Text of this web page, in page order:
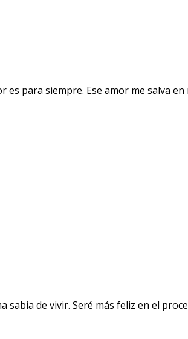
para siempre. Ese amor me salva
de vivir. Seré más feliz en el